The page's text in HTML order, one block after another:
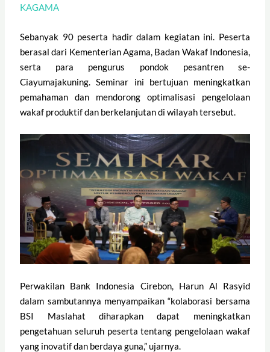
KAGAMA
Sebanyak 90 peserta hadir dalam kegiatan ini. Peserta
berasal dari Kementerian Agama, Badan Wakaf Indonesia,
serta para pengurus pondok pesantren se-
Ciayumajakuning. Seminar ini bertujuan meningkatkan
pemahaman dan mendorong optimalisasi pengelolaan
wakaf produktif dan berkelanjutan di wilayah tersebut.
Perwakilan Bank Indonesia Cirebon, Harun Al Rasyid
dalam sambutannya menyampaikan “kolaborasi bersama
BSI Maslahat diharapkan dapat meningkatkan
pengetahuan seluruh peserta tentang pengelolaan wakaf
yang inovatif dan berdaya guna,” ujarnya.